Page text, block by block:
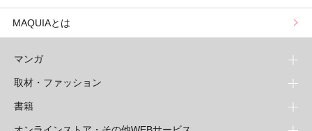
MAQUIAとは
マンガ
少年マンガ
週刊少年ジャンプ
青年マンガ
少年ジャンプ+
取材・ファッション
ファッション・美容
Seventeen
書籍